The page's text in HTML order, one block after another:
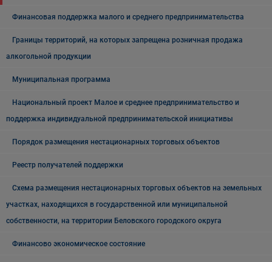
Финансовая поддержка малого и среднего предпринимательства
Границы территорий, на которых запрещена розничная продажа
алкогольной продукции
Муниципальная программа
Национальный проект Малое и среднее предпринимательство и
поддержка индивидуальной предпринимательской инициативы
Порядок размещения нестационарных торговых объектов
Реестр получателей поддержки
Схема размещения нестационарных торговых объектов на земельных
участках, находящихся в государственной или муниципальной
собственности, на территории Беловского городского округа
Финансово экономическое состояние